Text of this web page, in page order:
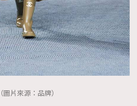
（圖片來源：品牌）